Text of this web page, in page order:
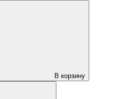
В корзину